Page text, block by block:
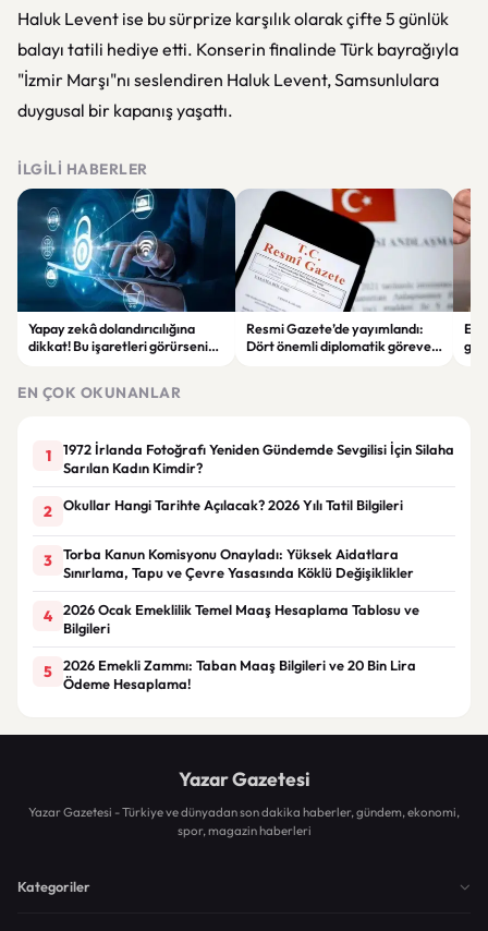
Haluk Levent ise bu sürprize karşılık olarak çifte 5 günlük
balayı tatili hediye etti. Konserin finalinde Türk bayrağıyla
"İzmir Marşı"nı seslendiren Haluk Levent, Samsunlulara
duygusal bir kapanış yaşattı.
İLGILI HABERLER
Yapay zekâ dolandırıcılığına
dikkat! Bu işaretleri görürseniz
Resmi Gazete’de yayımlandı:
Dört önemli diplomatik göreve
EN ÇOK OKUNANLAR
1
1972 İrlanda Fotoğrafı Yeniden Gündemde Sevgilisi İçin Silaha
Sarılan Kadın Kimdir?
2 Okullar Hangi Tarihte Açılacak? 2026 Yılı Tatil Bilgileri
3
Torba Kanun Komisyonu Onayladı: Yüksek Aidatlara
Sınırlama, Tapu ve Çevre Yasasında Köklü Değişiklikler
4
2026 Ocak Emeklilik Temel Maaş Hesaplama Tablosu ve
Bilgileri
5
2026 Emekli Zammı: Taban Maaş Bilgileri ve 20 Bin Lira
Ödeme Hesaplama!
Yazar Gazetesi
Yazar Gazetesi - Türkiye ve dünyadan son dakika haberler, gündem, ekonomi,
spor, magazin haberleri
Kategoriler